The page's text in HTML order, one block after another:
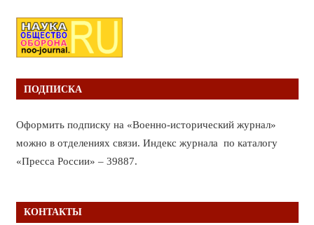
ПОДПИСКА
Оформить подписку на «Военно-исторический журнал»
можно в отделениях связи. Индекс журнала по каталогу
«Пресса России» – 39887.
КОНТАКТЫ